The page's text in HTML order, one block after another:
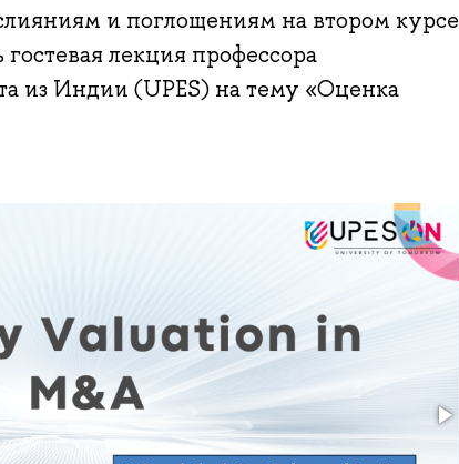
и поглощениям на втором курсе
лекция профессора
из Индии (UPES) на тему «Оценка